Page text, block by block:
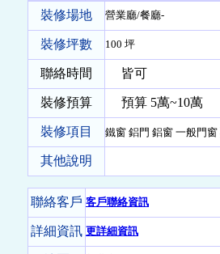
裝修場地 營業廳/餐廳-
裝修坪數 100 坪
聯絡時間 皆可
裝修預算 預算 5萬~10萬
裝修項目 鐵窗 鋁門 鋁窗 一般門窗
其他說明
聯絡客戶 客戶聯絡資訊
詳細資訊 更詳細資訊